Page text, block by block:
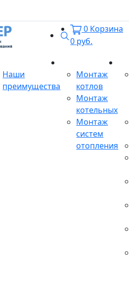
Поиск
0 Корзина
0 руб.
Наши
преимущества
Монтаж
котлов
Монтаж
котельных
Монтаж
систем
отопления